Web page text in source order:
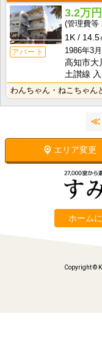
アパート
3.2万円
1K
14.5
1986年3月
高知市大
土讃線
≪
エリア変更
ホーム
Copyright ©